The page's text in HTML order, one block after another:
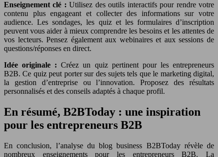
Enseignement clé :Utilisez des outils interactifs pour rendre votre
contenu plus engageant et collecter des informations sur votre
audience. Les sondages, les quiz et les formulaires d’inscription
peuvent vous aider à mieux comprendre les besoins et les attentes de
vos lecteurs. Pensez également aux webinaires et aux sessions de
questions/réponses en direct.
Idée originale :Créez un quiz pertinent pour les entrepreneurs
B2B. Ce quiz peut porter sur des sujets tels que le marketing digital,
la gestion d’entreprise ou l’innovation. Proposez des résultats
personnalisés et des conseils adaptés à chaque profil.
En résumé, B2BToday : une inspiration
pour les entrepreneurs B2B
En conclusion, l’analyse du blog business B2BToday révèle de
nombreux enseignements pour les entrepreneurs B2B. La